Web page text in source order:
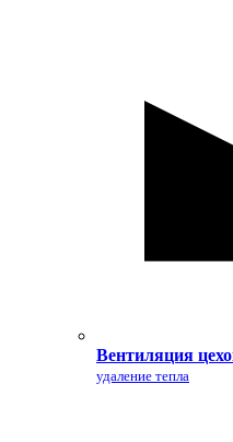
Вентиляция
удаление тепла